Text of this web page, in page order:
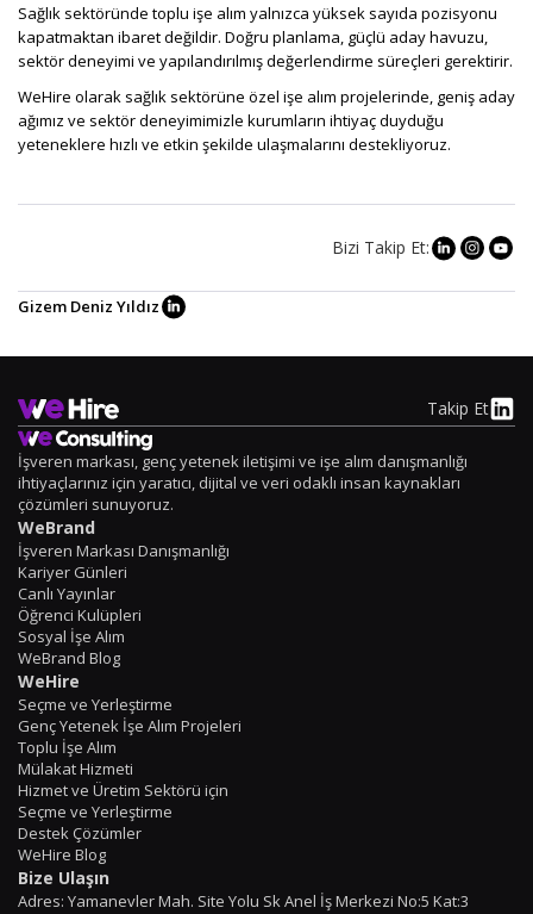
Sağlık sektöründe toplu işe alım yalnızca yüksek sayıda pozisyonu
kapatmaktan ibaret değildir. Doğru planlama, güçlü aday havuzu,
sektör deneyimi ve yapılandırılmış değerlendirme süreçleri gerektirir.
WeHire olarak sağlık sektörüne özel işe alım projelerinde, geniş aday
ağımız ve sektör deneyimimizle kurumların ihtiyaç duyduğu
yeteneklere hızlı ve etkin şekilde ulaşmalarını destekliyoruz.
Bizi Takip Et:
Gizem Deniz Yıldız
Takip Et
İşveren markası, genç yetenek iletişimi ve işe alım danışmanlığı
ihtiyaçlarınız için yaratıcı, dijital ve veri odaklı insan kaynakları
çözümleri sunuyoruz.
WeBrand
İşveren Markası Danışmanlığı
Kariyer Günleri
Canlı Yayınlar
Öğrenci Kulüpleri
Sosyal İşe Alım
WeBrand Blog
WeHire
Seçme ve Yerleştirme
Genç Yetenek İşe Alım Projeleri
Toplu İşe Alım
Mülakat Hizmeti
Hizmet ve Üretim Sektörü için
Seçme ve Yerleştirme
Destek Çözümler
WeHire Blog
Bize Ulaşın
Adres: Yamanevler Mah. Site Yolu Sk Anel İş Merkezi No:5 Kat:3